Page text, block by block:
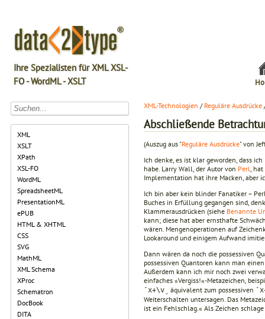
Ihre Spezialisten für XML XSL-
FO - WordML - XSLT
XML
XSLT
XPath
XSL-FO
WordML
SpreadsheetML
PresentationML
ePUB
HTML & XHTML
CSS
SVG
MathML
XML Schema
XProc
Schematron
DocBook
DITA
XML-Technologien / Reguläre Ausdrücke
Abschließende
(Auszug aus "Reguläre Ausdrücke" von
Ich denke, es ist klar geworden, dass
habe. Larry Wall, der Autor von Perl ,
Implementation hat ihre Macken, aber
Ich bin aber kein blinder Fanatiker –
Buches in Erfüllung gegangen sind,
Klammerausdrücken (siehe Benannte
kann; diese hat aber ernsthafte
wären. Mengenoperationen auf
Lookaround und einigem Aufwand
Dann wären da noch die possessiven
possessiven Quantoren kann man
Außerdem kann ich mir noch zwei
einfaches »Vergiss!«-Metazeichen,
˹x+\v˼ äquivalent zum possessiven
Weiterschalten untersagen. Das
ist ein Fehlschlag.« Als Zeichen